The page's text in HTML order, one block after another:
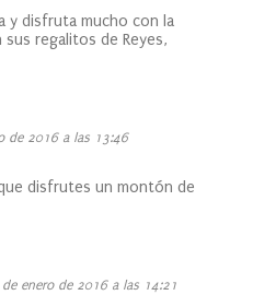
y disfruta mucho con la
regalitos de Reyes,
de 2016 a las 13:46
disfrutes un montón de
de enero de 2016 a las 14:21